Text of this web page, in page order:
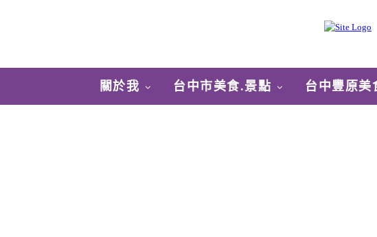
關於我 台中市美食.景點 台中豐原